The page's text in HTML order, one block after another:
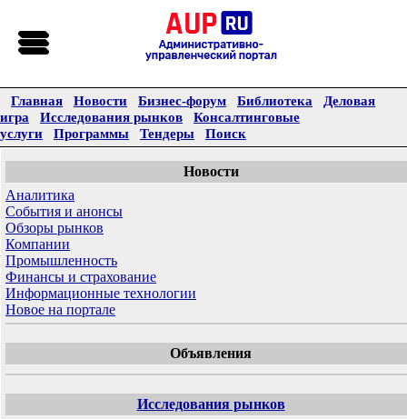
Главная Новости Бизнес-форум Библиотека
Деловая
игра
Исследования рынков
Консалтинговые
услуги
Программы Тендеры Поиск
Новости
Аналитика
События и анонсы
Обзоры рынков
Компании
Промышленность
Финансы и страхование
Информационные технологии
Новое на портале
Объявления
Исследования рынков